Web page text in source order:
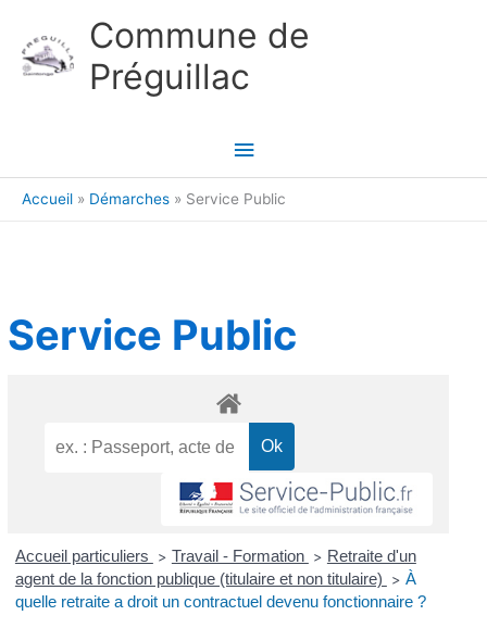
Commune de
Préguillac
Menu
principal
Accueil Démarches Service Public
Service Public
Accueil particuliers > Travail - Formation > Retraite d'un
agent de la fonction publique (titulaire et non titulaire)
> À
quelle retraite a droit un contractuel devenu fonctionnaire ?